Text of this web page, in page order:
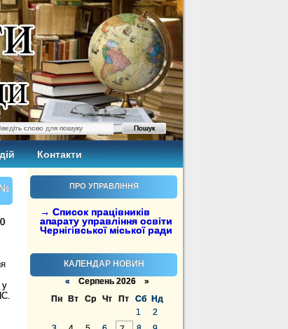
Контакти
ПРО УПРАВЛІННЯ
→ Список працівників
апарату управління освіти
Чернігівської міської ради
КАЛЕНДАР НОВИН
« Серпень 2026 »
Пн
Вт Ср Чт Пт Сб
Нд
1
2
№
у